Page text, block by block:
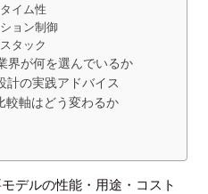
イム性
ョン制御
タック
界が何を選んでいるか
計の実践アドバイス
較軸はどう変わるか
デルの性能・用途・コスト